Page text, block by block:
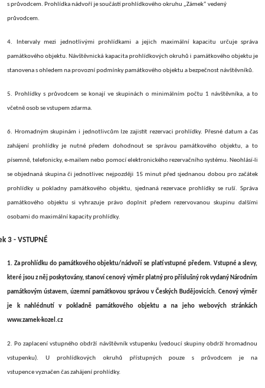
s průvodcem. Prohlídka nádvoří je součástí prohlídkového okruhu „Zámek“ vedený
průvodcem.
4. Intervaly mezi jednotlivými prohlídkami a jejich maximální kapacitu určuje správa
památkového objektu. Návštěvnická kapacita prohlídkových okruhů i památkového objektu je
stanovena s ohledem na provozní podmínky památkového objektu a bezpečnost návštěvníků.
5. Prohlídky s průvodcem se konají ve skupinách o minimálním počtu 1 návštěvníka, a to
včetně osob se vstupem zdarma.
6. Hromadným skupinám i jednotlivcům lze zajistit rezervaci prohlídky. Přesné datum a čas
zahájení prohlídky je nutné předem dohodnout se správou památkového objektu, a to
písemně, telefonicky, e-mailem nebo pomocí elektronického rezervačního systému. Neohlásí-li
se objednaná skupina či jednotlivec nejpozději 15 minut před sjednanou dobou pro začátek
prohlídky u pokladny památkového objektu, sjednaná rezervace prohlídky se ruší. Správa
památkového objektu si vyhrazuje právo doplnit předem rezervovanou skupinu dalšími
osobami do maximální kapacity prohlídky.
3 - VSTUPNÉ
1. Za prohlídku do památkového objektu/nádvoří se platí vstupné předem. Vstupné a slevy,
které jsou z něj poskytovány, stanoví cenový výměr platný pro příslušný rok vydaný Národním
památkovým ústavem, územní památkovou správou v Českých Budějovicích. Cenový výměr
je k nahlédnutí v pokladně památkového objektu a na jeho webových stránkách
www.zamek-kozel.cz
2. Po zaplacení vstupného obdrží návštěvník vstupenku (vedoucí skupiny obdrží hromadnou
vstupenku). U prohlídkových okruhů přístupných pouze s průvodcem je na
vstupence vyznačen čas zahájení prohlídky.